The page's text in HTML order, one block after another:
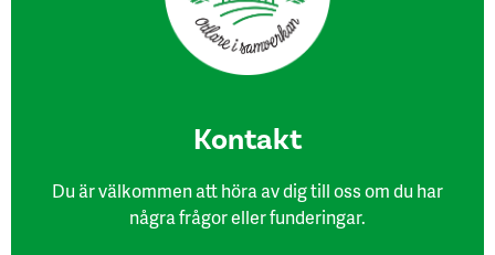
Kon​takt
Du är välkommen att höra av dig till oss om du har
några frågor eller funderingar.